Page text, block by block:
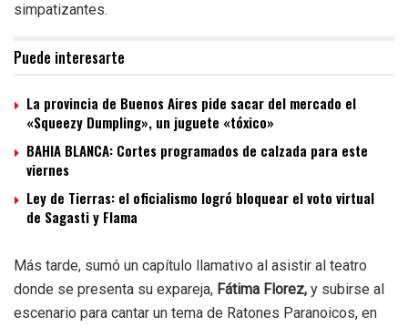
simpatizantes.
Puede interesarte
La provincia de Buenos Aires pide sacar del mercado el
«Squeezy Dumpling», un juguete «tóxico»
BAHIA BLANCA: Cortes programados de calzada para este
viernes
Ley de Tierras: el oficialismo logró bloquear el voto virtual
de Sagasti y Flama
Más tarde, sumó un capítulo llamativo al asistir al teatro
donde se presenta su expareja, Fátima Florez, y subirse al
escenario para cantar un tema de Ratones Paranoicos, en